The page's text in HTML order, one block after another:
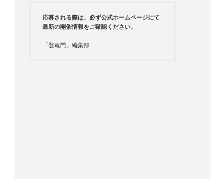
応募される際は、必ず公式ホームページにて
最新の開催情報をご確認ください。
「登竜門」編集部